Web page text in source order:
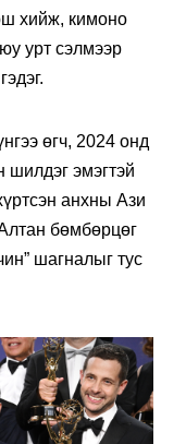
хийж, кимоно
урт сэлмээр
өгч, 2024 онд
шилдэг эмэгтэй
анхны Ази
бөмбөрцөг
шагналыг тус